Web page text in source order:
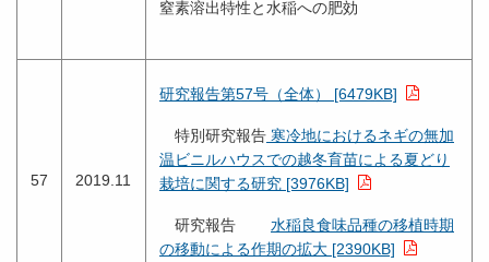
窒素溶出特性と水稲への肥効
57 2019.11
研究報告第57号（全体） [6479KB]
特別研究報告 寒冷地におけるネギの無加
温ビニルハウスでの越冬育苗による夏どり
栽培に関する研究 [3976KB]
研究報告 水稲良食味品種の移植時期
の移動による作期の拡大 [2390KB]